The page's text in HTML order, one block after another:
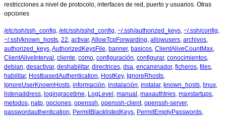
restricciones a nivel de protocolo, interfaces de red, puerto y usuarios. Otras
opciones
/etc/ssh/ssh_config /etc/ssh/sshd_config ~/.ssh/authorized_keys ~/.ssh/config
~/.ssh/known_hosts 22 activar, AllowTcpForwarding allowusers archivos
authorized_keys AuthorizedKeysFile banner, basicos ClientAliveCountMax
ClientAliveInterval cliente como configuración configurar, conocimientos
debian desactivar, deshabilitar, directrices dsa encaminador, ficheros files
habilitar, HostbasedAuthentication HostKey, IgnoreRhosts
IgnoreUserKnownHosts información instalación instalar, known_hosts linux
listenaddress logingracetime LogLevel manual maxauthtries maxstartups
metodos natp opciones openssh openssh-client, openssh-server,
passwordauthentication PermitBlacklistedKeys PermitEmptyPasswords